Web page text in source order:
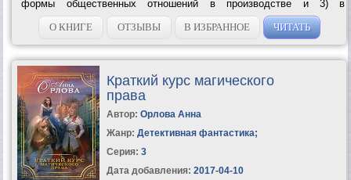
формы общественных отношений в производстве и 3) в
распределении; 4) психология общества, развитие его идеологии;
5) силы развития каждой эпохи, которые...
О КНИГЕ ОТЗЫВЫ В ИЗБРАННОЕ ЧИТАТЬ
Краткий курс магического
права
Автор: Орлова Анна
Жанр: Детективная фантастика;
Серия: 3
Дата добавления: 2017-04-10